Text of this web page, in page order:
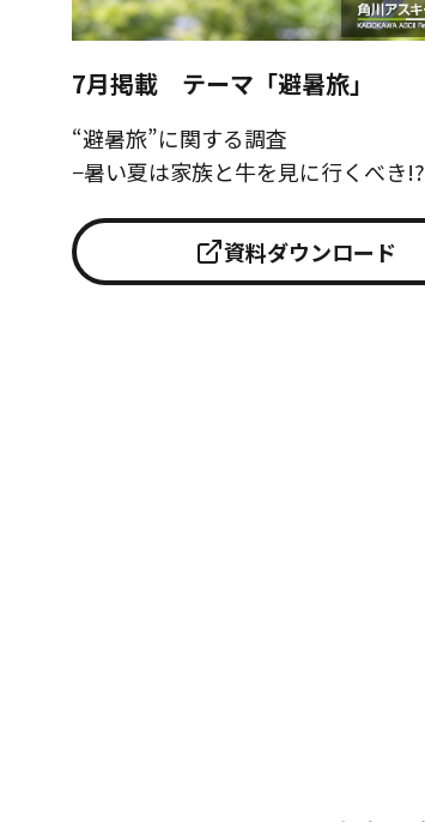
7月掲載 テーマ「避暑旅」
“避暑旅”に関する調査
−暑い夏は家族と牛を見に行くべき
資料ダウンロード